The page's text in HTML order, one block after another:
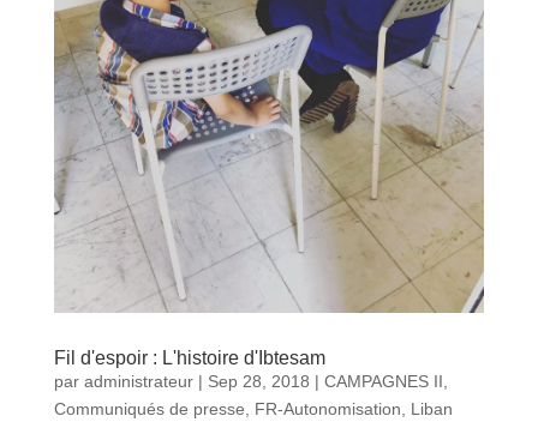
Fil d'espoir : L'histoire d'Ibtesam
par administrateur| Sep 28, 2018 | CAMPAGNES II
Communiqués de presse
FR-Autonomisation Liban